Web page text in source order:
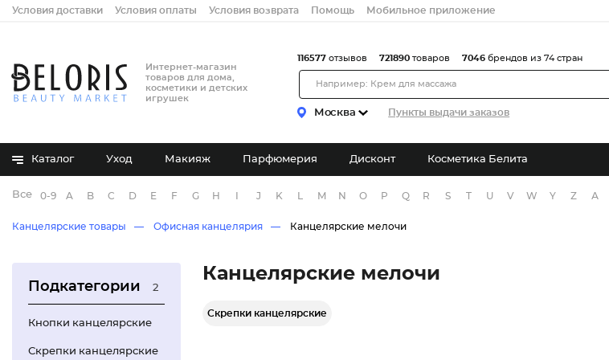
Условия доставки Условия оплаты Условия возврата Помощь Мобильное приложение
Интернет-магазин
товаров для дома,
косметики и детских
игрушек
Москва Пункты выдачи заказов
116577 отзывов 721890 товаров 7046 брендов из 74 стран
Каталог Уход Макияж Парфюмерия Дисконт Косметика Белита
Все бренды
0-9 A B C D E F G H J K M N O P Q R S T U V W Y Z А
Канцелярские товары Офисная канцелярия Канцелярские мелочи
Подкатегории 2
Кнопки канцелярские
Скрепки канцелярские
Канцелярские мелочи
Скрепки канцелярские